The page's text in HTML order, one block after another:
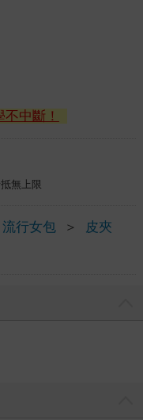
中斷！
無上限
流行女包 ＞ 皮夾